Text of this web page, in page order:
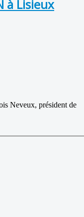
à Lisieux
Neveux, président de